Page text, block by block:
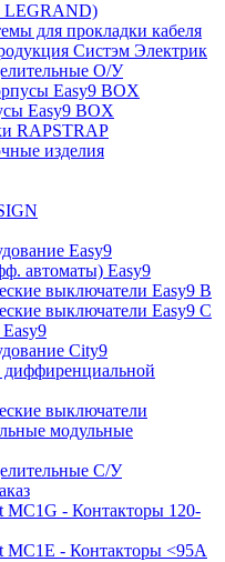
для прокладки кабеля
Систэм Электрик
О/У
Easy9 BOX
Easy9 BOX
RAPSTRAP
изделия
Easy9
автоматы) Easy9
выключатели Easy9 В
выключатели Easy9 С
City9
диффиренциальной
выключатели
модульные
C/У
MC1G - Контакторы 120-
MC1E - Контакторы <95A